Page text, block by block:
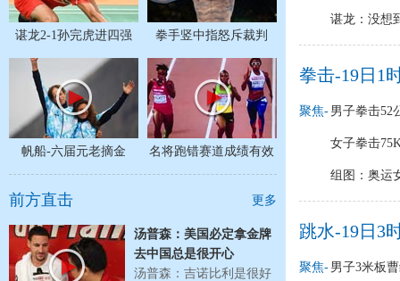
谌龙2-1孙完虎进四强 拳手竖中指怒斥裁判
帆船-六届元老摘金 名将跑错赛道成绩有效
前方直击 更多
汤普森：美国必定拿金牌
去中国总是很开心
汤普森：吉诺比利是很好
谌龙：没想
拳击-19日1
聚焦- 男子拳击52
女子拳击
组图：奥运
跳水-19日3
聚焦- 男子3米板